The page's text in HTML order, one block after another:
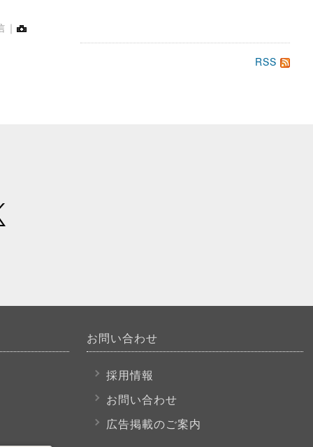
RSS
お問い合わせ
採用情報
お問い合わせ
広告掲載のご案内